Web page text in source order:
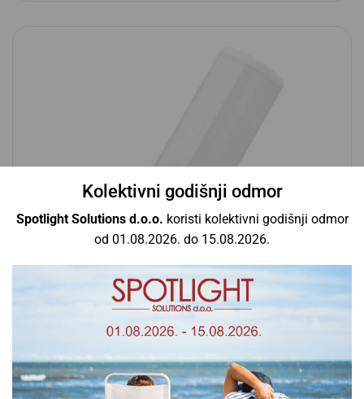
Kolektivni godišnji odmor
Spotlight Solutions d.o.o. koristi kolektivni godišnji odmor
od 01.08.2026. do 15.08.2026.
CorePro LED PLC 8.5W 840 2P G24d-3